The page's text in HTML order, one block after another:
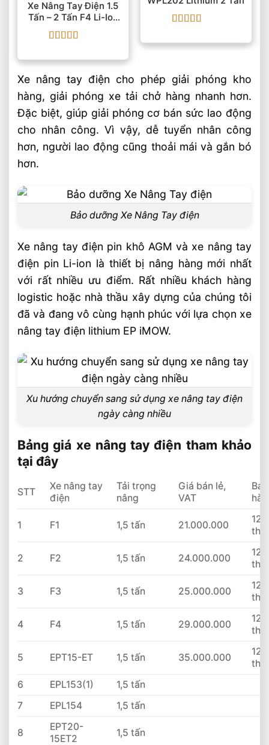
Xe Nâng Tay Điện 1.5
Tấn – 2 Tấn F4 Li-Ion
24V
hạng55 sao
hạng55 sao
Xe nâng tay điện cho phép giải phóng kho
hàng, giải phóng xe tải chở hàng nhanh hơn.
Đặc biệt, giúp giải phóng cơ bán sức lao động
cho nhân công. Vì vậy, dễ tuyển nhân công
hơn, người lao động cũng thoải mái và gắn bó
hơn.
Bảo dưỡng Xe Nâng Tay điện
Xe nâng tay điện pin khô AGM và xe nâng tay
điện pin Li-ion là thiết bị nâng hàng mới nhất
với rất nhiều ưu điểm. Rất nhiều khách hàng
logistic hoặc nhà thầu xây dựng của chúng tôi
đã và đang vô cùng hạnh phúc với lựa chọn xe
nâng tay điện lithium EP iMOW.
Xu hướng chuyển sang sử dụng xe nâng tay điện
ngày càng nhiều
Bảng giá xe nâng tay điện tham khảo
tại đây
STT
Xe nâng tay
điện
Tải trọng
nâng
Giá bán lẻ,
VAT
Bảo
1 F1 1,5 tấn 21.000.000
12
2 F2 1,5 tấn 24.000.000
12
3 F3 1,5 tấn 25.000.000
12
4 F4 1,5 tấn 29.000.000
12
5 EPT15-ET 1,5 tấn 35.000.000
12
6
EPL153(1)
1,5 tấn
7
EPL154 1,5 tấn
8
EPT20-
15ET2
1,5 tấn